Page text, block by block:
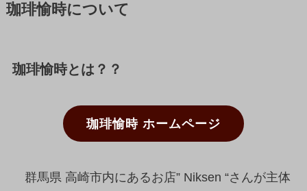
珈琲愉時について
珈琲愉時とは？？
珈琲愉時 ホームページ
群馬県 高崎市内にあるお店” Niksen “さんが主体